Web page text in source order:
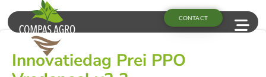
CONTACT
Innovatiedag Prei PPO